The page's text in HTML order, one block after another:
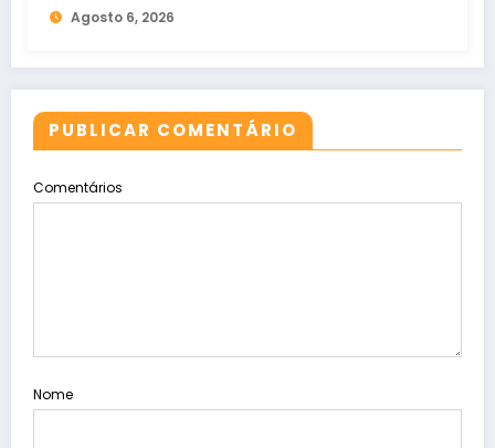
Agosto 6, 2026
PUBLICAR COMENTÁRIO
Comentários
Nome